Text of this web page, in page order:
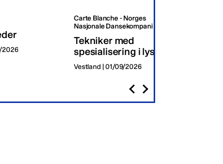
2026
Carte Blanche - Norges
Nasjonale Dansekompani
Tekniker med
spesialisering i lys
Vestland | 01/09/2026